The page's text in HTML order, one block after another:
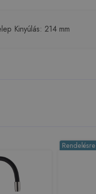
Kinyúlás: 214 mm
Rendelésre